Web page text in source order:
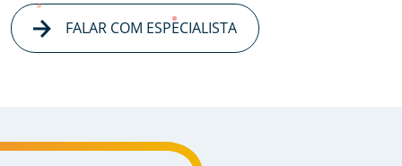
FALAR COM ESPECIALISTA